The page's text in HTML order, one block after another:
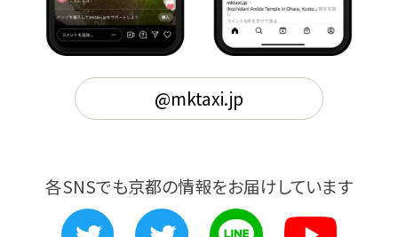
@mktaxi.jp
各SNSでも京都の情報をお届けしています